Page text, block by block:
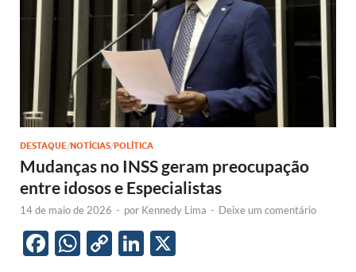
DESTAQUE/NOTÍCIAS/POLÍTICA
Mudanças no INSS geram preocupação
entre idosos e Especialistas
14 de maio de 2026 - por Kennedy Lima - Deixe um comentário
F
W C
Li